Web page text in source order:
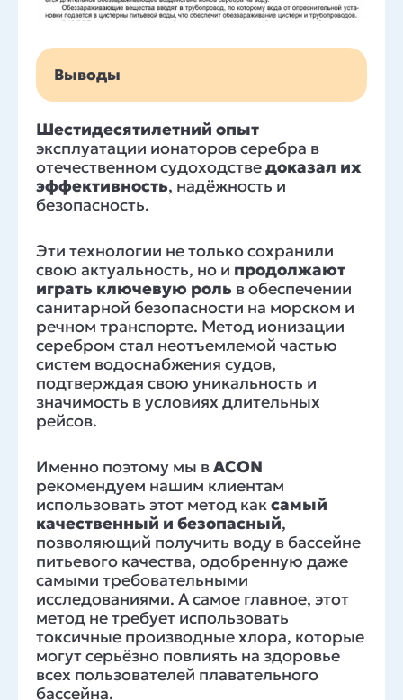
Выводы
Шестидесятилетний опыт
эксплуатации ионаторов серебра в
отечественном судоходстведоказал их
эффективность, надёжность и
безопасность.
Эти технологии не только сохранили
свою актуальность, но и продолжают
играть ключевую роль в обеспечении
санитарной безопасности на морском и
речном транспорте. Метод ионизации
серебром стал неотъемлемой частью
систем водоснабжения судов,
подтверждая свою уникальность и
значимость в условиях длительных
рейсов.
Именно поэтому мы вACON
рекомендуем нашим клиентам
использовать этот метод каксамый
качественный и безопасный,
позволяющий получить воду в бассейне
питьевого качества, одобренную даже
самыми требовательными
исследованиями. А самое главное, этот
метод не требует использовать
токсичные производные хлора, которые
могут серьёзно повлиять на здоровье
всех пользователей плавательного
бассейна.